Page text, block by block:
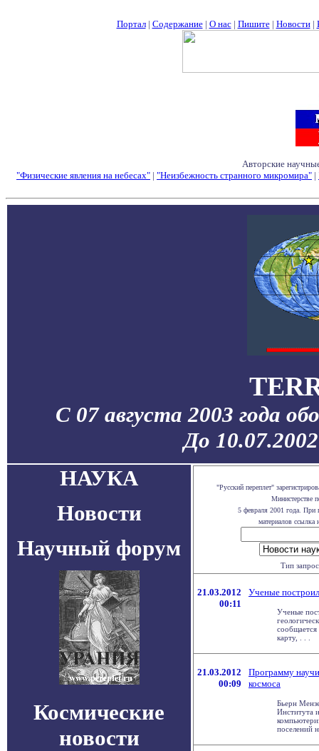
Портал| Содержание| О нас| Пишите| Новости|
Авторские
"Физические явления на небесах" | "Неизбежность странного микромира" |
С 07 августа 2003 года
До
НАУКА
Новости
Научный форум
Космические
новости
"Русский переплет"
Министерстве
5 февраля 2001 года. При
материалов ссылка
Тип
21.03.2012
00:11
Ученые
Ученые
карту, . . .
21.03.2012
00:09
Программу
космоса
Бьерн
Института
поселений